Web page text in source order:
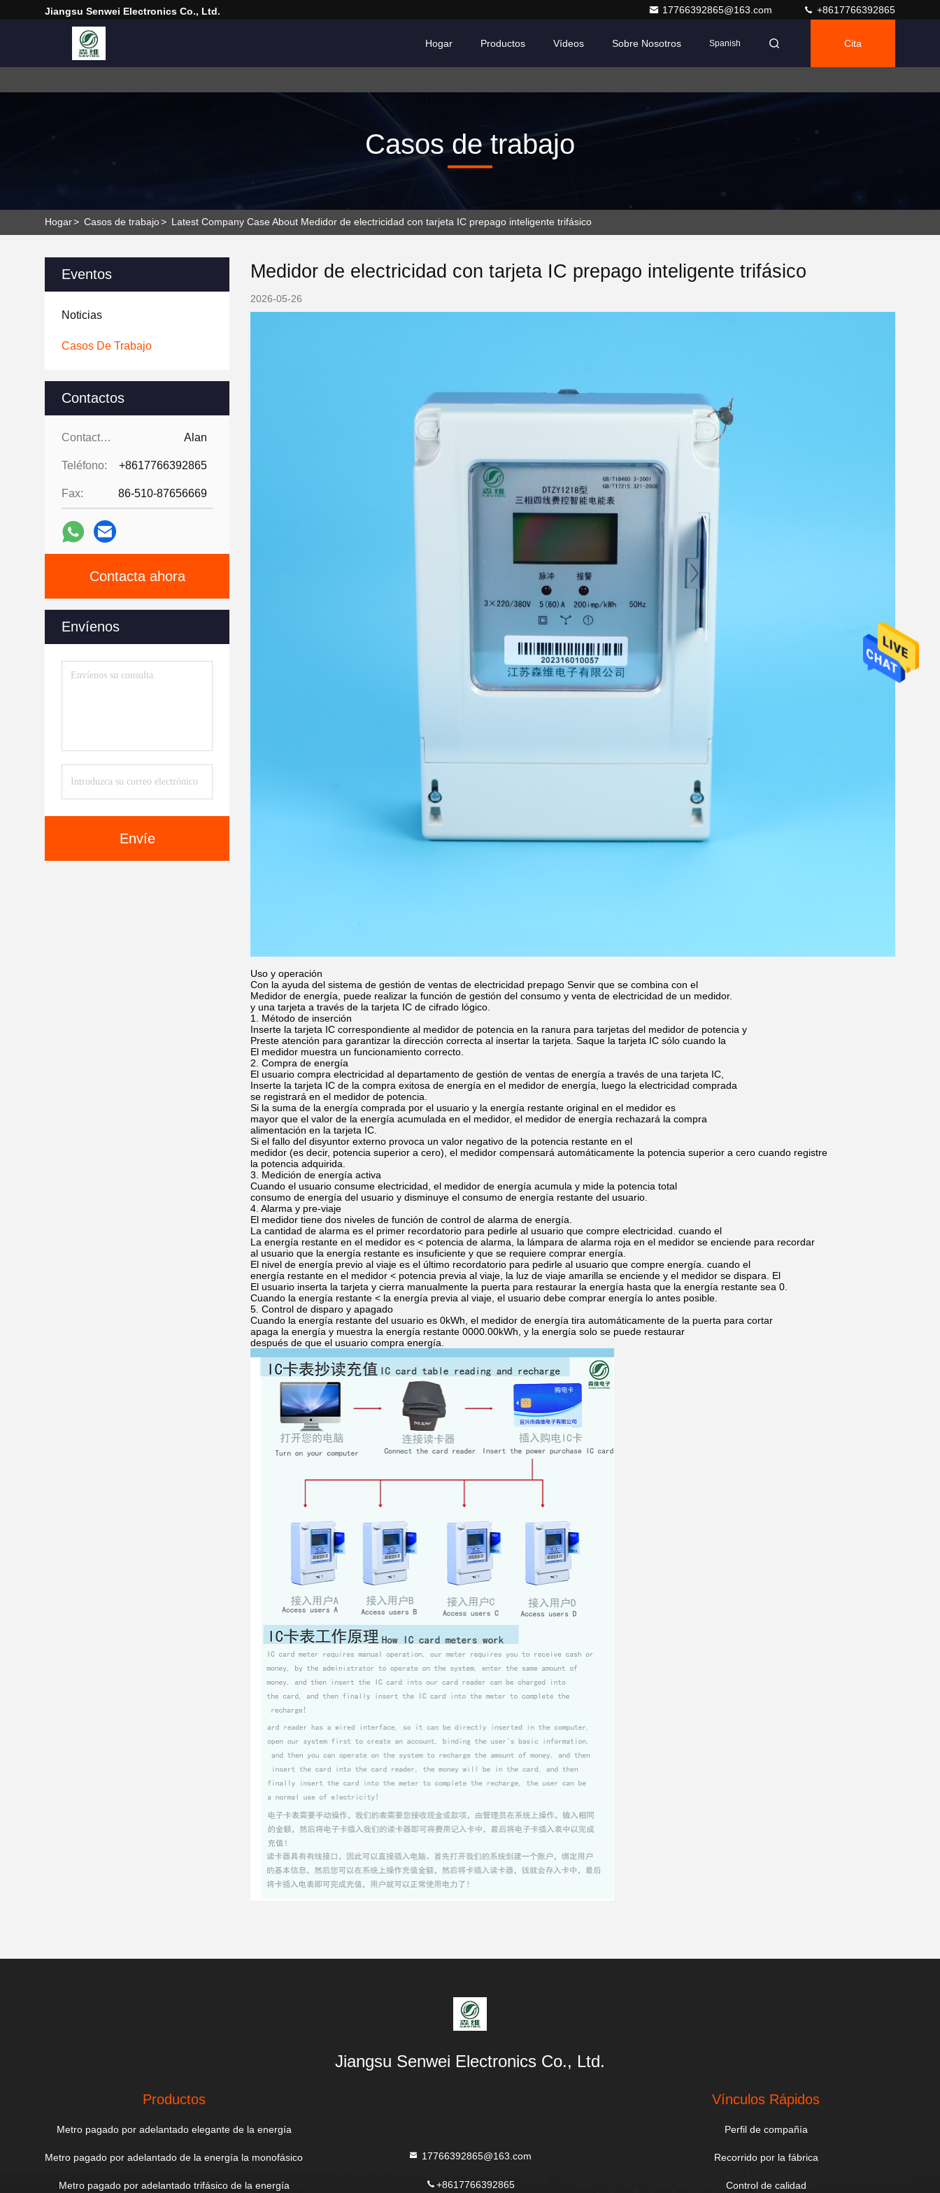
Jiangsu Senwei Electronics Co., Ltd. 17766392865@163.com +8617766392865
Hogar Productos Vídeos Sobre Nosotros Spanish Cita
Casos de trabajo
Hogar> Casos de trabajo> Latest Company Case About Medidor de electricidad con tarjeta IC prepago inteligente trifásico
Eventos
Noticias
Casos De Trabajo
Contactos
Contactos: Alan
Teléfono: +8617766392865
Fax: 86-510-87656669
Contacta ahora
Envíenos
Envíe
Medidor de electricidad con tarjeta IC prepago inteligente trifásico
2026-05-26
Uso y operación
Con la ayuda del sistema de gestión de ventas de electricidad prepago Senvir que se combina con el
Medidor de energía, puede realizar la función de gestión del consumo y venta de electricidad de un medidor.
y una tarjeta a través de la tarjeta IC de cifrado lógico.
1. Método de inserción
Inserte la tarjeta IC correspondiente al medidor de potencia en la ranura para tarjetas del medidor de potencia y
Preste atención para garantizar la dirección correcta al insertar la tarjeta. Saque la tarjeta IC sólo cuando la
El medidor muestra un funcionamiento correcto.
2. Compra de energía
El usuario compra electricidad al departamento de gestión de ventas de energía a través de una tarjeta IC,
Inserte la tarjeta IC de la compra exitosa de energía en el medidor de energía, luego la electricidad comprada
se registrará en el medidor de potencia.
Si la suma de la energía comprada por el usuario y la energía restante original en el medidor es
mayor que el valor de la energía acumulada en el medidor, el medidor de energía rechazará la compra
alimentación en la tarjeta IC.
Si el fallo del disyuntor externo provoca un valor negativo de la potencia restante en el
medidor (es decir, potencia superior a cero), el medidor compensará automáticamente la potencia superior a cero cuando registre
la potencia adquirida.
3. Medición de energía activa
Cuando el usuario consume electricidad, el medidor de energía acumula y mide la potencia total
consumo de energía del usuario y disminuye el consumo de energía restante del usuario.
4. Alarma y pre-viaje
El medidor tiene dos niveles de función de control de alarma de energía.
La cantidad de alarma es el primer recordatorio para pedirle al usuario que compre electricidad. cuando el
La energía restante en el medidor es < potencia de alarma, la lámpara de alarma roja en el medidor se enciende para recordar
al usuario que la energía restante es insuficiente y que se requiere comprar energía.
El nivel de energía previo al viaje es el último recordatorio para pedirle al usuario que compre energía. cuando el
energía restante en el medidor < potencia previa al viaje, la luz de viaje amarilla se enciende y el medidor se dispara. El
El usuario inserta la tarjeta y cierra manualmente la puerta para restaurar la energía hasta que la energía restante sea 0.
Cuando la energía restante < la energía previa al viaje, el usuario debe comprar energía lo antes posible.
5. Control de disparo y apagado
Cuando la energía restante del usuario es 0kWh, el medidor de energía tira automáticamente de la puerta para cortar
apaga la energía y muestra la energía restante 0000.00kWh, y la energía solo se puede restaurar
después de que el usuario compra energía.
Jiangsu Senwei Electronics Co., Ltd.
Productos
Metro pagado por adelantado elegante de la energía
Metro pagado por adelantado de la energía la monofásico
Metro pagado por adelantado trifásico de la energía
17766392865@163.com
+8617766392865
Vínculos Rápidos
Perfil de compañía
Recorrido por la fábrica
Control de calidad